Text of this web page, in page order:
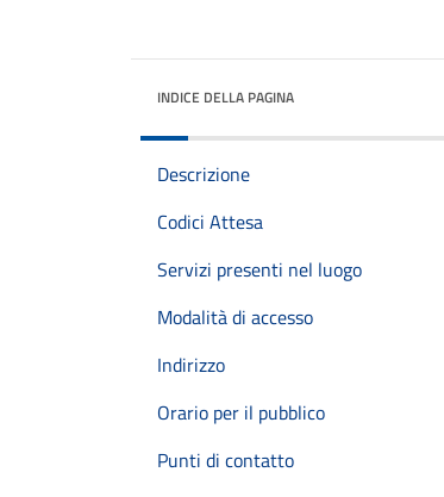
INDICE DELLA PAGINA
Descrizione
Codici Attesa
Servizi presenti nel luogo
Modalità di accesso
Indirizzo
Orario per il pubblico
Punti di contatto